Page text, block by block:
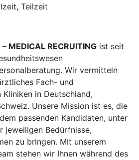
Teilzeit
MEDICAL RECRUITING ist seit
Wir vermitteln
Fach- und
Kliniken in Deutschland,
Unsere Mission ist es, die
passenden Kandidaten, unter
jeweiligen Bedürfnisse,
zu bringen. Mit unserem
stehen wir Ihnen während des